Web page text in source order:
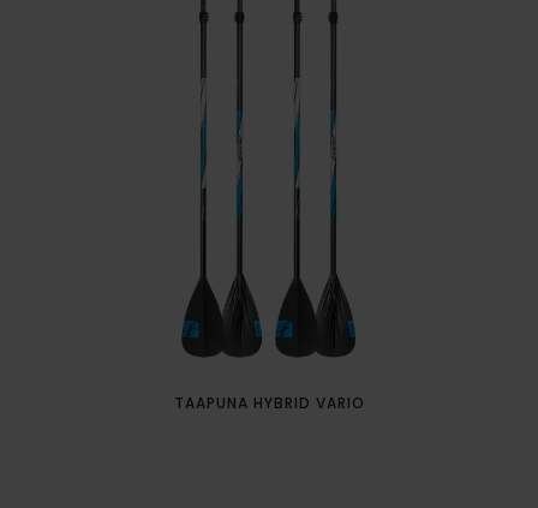
TAAPUNA HYBRID VARIO